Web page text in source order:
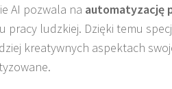
AI pozwala na automatyzację
pracy ludzkiej. Dzięki temu
kreatywnych aspektach